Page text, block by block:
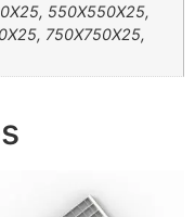
550X550X25,
750X750X25,